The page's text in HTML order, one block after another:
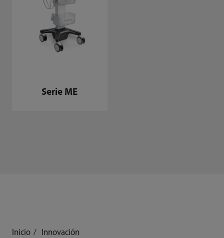
Serie ME
Inicio
Innovación